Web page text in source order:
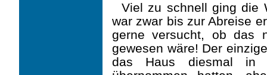
Viel zu schnell ging die
war zwar bis zur Abreise
gerne versucht, ob das
gewesen wäre! Der
das Haus diesmal in